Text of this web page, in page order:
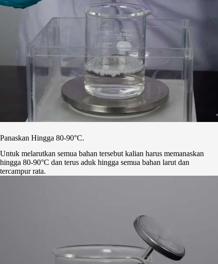
Panaskan Hingga 80-90°C.
Untuk melarutkan semua bahan tersebut kalian harus memanaskan
hingga 80-90°C dan terus aduk hingga semua bahan larut dan
tercampur rata.